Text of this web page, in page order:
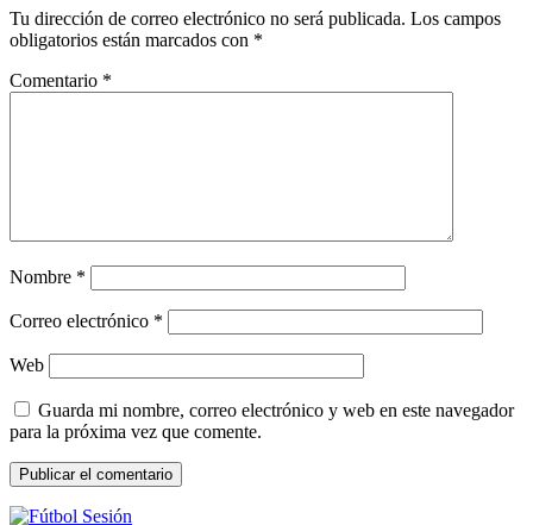
Tu dirección de correo electrónico no será publicada. Los campos
obligatorios están marcados con *
Comentario *
Nombre *
Correo electrónico *
Web
Guarda mi nombre, correo electrónico y web en este navegador
para la próxima vez que comente.